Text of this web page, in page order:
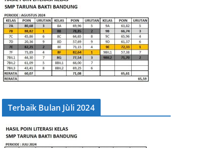
Terbaik Bulan Jùli 2024